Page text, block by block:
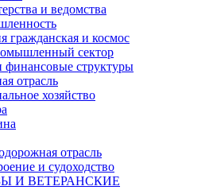
и ведомства
гражданская и космос
сектор
финансовые структуры
отрасль
хозяйство
отрасль
и судоходство
И ВЕТЕРАНСКИЕ